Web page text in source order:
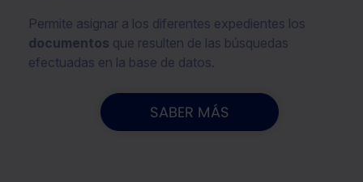
Permite asignar a los diferentes expedientes los
documentos que resulten de las búsquedas
efectuadas en la base de datos.
SABER MÁS